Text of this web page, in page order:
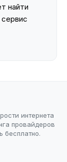
найти
интернета
провайдеров
бесплатно.